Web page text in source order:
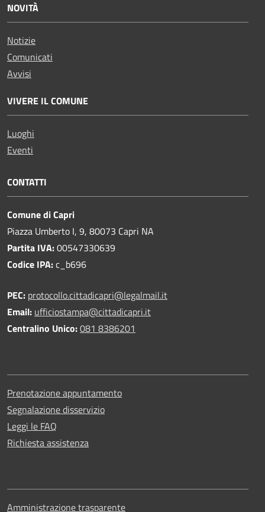
NOVITÀ
Notizie
Comunicati
Avvisi
VIVERE IL COMUNE
Luoghi
Eventi
CONTATTI
Comune di Capri
Piazza Umberto I, 9, 80073 Capri NA
Partita IVA:00547330639
Codice IPA:c_b696
PEC: protocollo.cittadicapri@legalmail.it
Email: ufficiostampa@cittadicapri.it
Centralino Unico:081 8386201
Prenotazione appuntamento
Segnalazione disservizio
Leggi le FAQ
Richiesta assistenza
Amministrazione trasparente